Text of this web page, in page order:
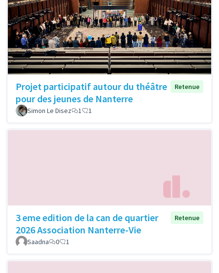
Projet participatif autour du théâtre
pour des jeunes de Nanterre
Retenue
Simon Le Disez 1 1
3 eme edition de la can de quartier
2026 Association Nanterre-Vie
Retenue
Saadna 0 1